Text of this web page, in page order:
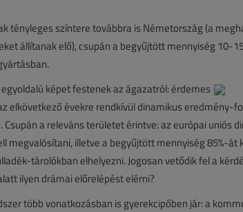
tényleges színtere továbbra is Németország (a
állítanak elő), csupán a begyűjtött mennyiség 10-
képet festenek az ágazatról: érdemes
elkövetkező évekre rendkívül dinamikus eredmény-
a releváns területet érintve: az európai uniós
megvalósítani, illetve a begyűjtött mennyiség 85%-át
tárolókban elhelyezni. Jogosan vetődik fel a
ilyen drámai előrelépést elérni?
több vonatkozásban is gyerekcipőben jár: a